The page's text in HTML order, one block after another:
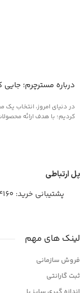
درباره مسترچرم؛
در دنیای امروز، انتخاب
کردیم؛ با هدف ارائه
پل ارتباطی
پشتیبانی خرید:
لینک های مهم
فروش سازمانی
ثبت گارانتی